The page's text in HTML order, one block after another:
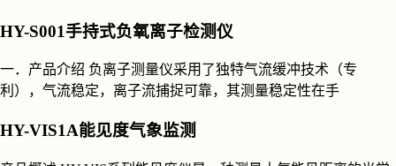
HY-S001手持式负氧离子检测仪
一．产品介绍 负离子测量仪采用了独特气流缓冲技术（专
利），气流稳定，离子流捕捉可靠，其测量稳定性在手
HY-VIS1A能见度气象监测